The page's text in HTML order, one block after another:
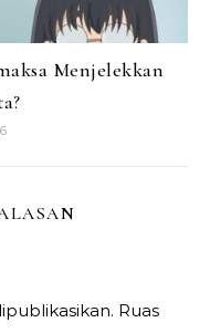
Menjelekkan
Ruas